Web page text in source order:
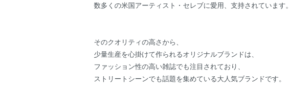
数多くの米国アーティスト・セレブに愛用、支持されています。
そのクオリティの高さから、
少量生産を心掛けて作られるオリジナルブランドは、
ファッション性の高い雑誌でも注目されており、
ストリートシーンでも話題を集めている大人気ブランドです。